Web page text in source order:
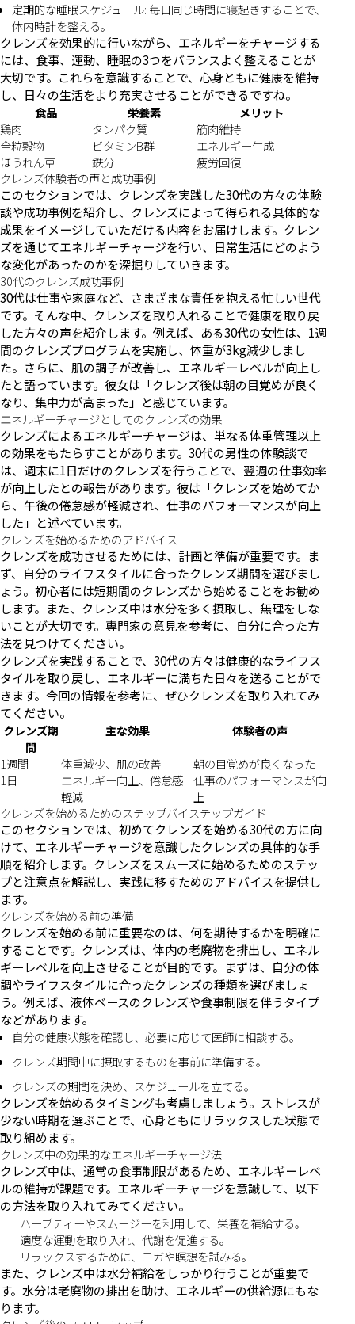
定期的な睡眠スケジュール: 毎日同じ時間に寝起きすることで、
体内時計を整える。
クレンズを効果的に行いながら、エネルギーをチャージする
には、食事、運動、睡眠の3つをバランスよく整えることが
大切です。これらを意識することで、心身ともに健康を維持
し、日々の生活をより充実させることができるですね。
食品
栄養素
メリット
鶏肉
タンパク質
筋肉維持
全粒穀物
ビタミンB群
エネルギー生成
ほうれん草
鉄分
疲労回復
クレンズ体験者の声と成功事例
このセクションでは、クレンズを実践した30代の方々の体験
談や成功事例を紹介し、クレンズによって得られる具体的な
成果をイメージしていただける内容をお届けします。クレン
ズを通じてエネルギーチャージを行い、日常生活にどのよう
な変化があったのかを深掘りしていきます。
30代のクレンズ成功事例
30代は仕事や家庭など、さまざまな責任を抱える忙しい世代
です。そんな中、クレンズを取り入れることで健康を取り戻
した方々の声を紹介します。例えば、ある30代の女性は、1週
間のクレンズプログラムを実施し、体重が3kg減少しまし
た。さらに、肌の調子が改善し、エネルギーレベルが向上し
たと語っています。彼女は「クレンズ後は朝の目覚めが良く
なり、集中力が高まった」と感じています。
エネルギーチャージとしてのクレンズの効果
クレンズによるエネルギーチャージは、単なる体重管理以上
の効果をもたらすことがあります。30代の男性の体験談で
は、週末に1日だけのクレンズを行うことで、翌週の仕事効率
が向上したとの報告があります。彼は「クレンズを始めてか
ら、午後の倦怠感が軽減され、仕事のパフォーマンスが向上
した」と述べています。
クレンズを始めるためのアドバイス
クレンズを成功させるためには、計画と準備が重要です。ま
ず、自分のライフスタイルに合ったクレンズ期間を選びまし
ょう。初心者には短期間のクレンズから始めることをお勧め
します。また、クレンズ中は水分を多く摂取し、無理をしな
いことが大切です。専門家の意見を参考に、自分に合った方
法を見つけてください。
クレンズを実践することで、30代の方々は健康的なライフス
タイルを取り戻し、エネルギーに満ちた日々を送ることがで
きます。今回の情報を参考に、ぜひクレンズを取り入れてみ
てください。
クレンズ期
間
主な効果
体験者の声
1週間
体重減少、肌の改善
朝の目覚めが良くなった
1日
エネルギー向上、倦怠感
軽減
仕事のパフォーマンスが向
上
クレンズを始めるためのステップバイステップガイド
このセクションでは、初めてクレンズを始める30代の方に向
けて、エネルギーチャージを意識したクレンズの具体的な手
順を紹介します。クレンズをスムーズに始めるためのステッ
プと注意点を解説し、実践に移すためのアドバイスを提供し
ます。
クレンズを始める前の準備
クレンズを始める前に重要なのは、何を期待するかを明確に
することです。クレンズは、体内の老廃物を排出し、エネル
ギーレベルを向上させることが目的です。まずは、自分の体
調やライフスタイルに合ったクレンズの種類を選びましょ
う。例えば、液体ベースのクレンズや食事制限を伴うタイプ
などがあります。
自分の健康状態を確認し、必要に応じて医師に相談する。
クレンズ期間中に摂取するものを事前に準備する。
クレンズの期間を決め、スケジュールを立てる。
クレンズを始めるタイミングも考慮しましょう。ストレスが
少ない時期を選ぶことで、心身ともにリラックスした状態で
取り組めます。
クレンズ中の効果的なエネルギーチャージ法
クレンズ中は、通常の食事制限があるため、エネルギーレベ
ルの維持が課題です。エネルギーチャージを意識して、以下
の方法を取り入れてみてください。
ハーブティーやスムージーを利用して、栄養を補給する。
適度な運動を取り入れ、代謝を促進する。
リラックスするために、ヨガや瞑想を試みる。
また、クレンズ中は水分補給をしっかり行うことが重要で
す。水分は老廃物の排出を助け、エネルギーの供給源にもな
ります。